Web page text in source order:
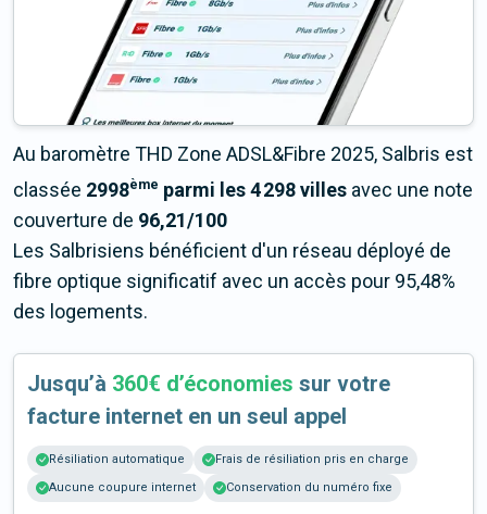
Au baromètre THD Zone ADSL&Fibre 2025, Salbris est
classée 2998ème parmi les 4 298 villes avec une note
couverture de 96,21/100
Les Salbrisiens bénéficient d'un réseau déployé de
fibre optique significatif avec un accès pour 95,48%
des logements.
Jusqu’à 360€ d’économies sur votre
facture internet en un seul appel
Résiliation automatique
Frais de résiliation pris en charge
Aucune coupure internet
Conservation du numéro fixe